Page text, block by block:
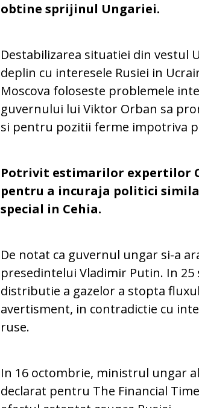
obtine sprijinul Ungariei.
Destabilizarea situatiei din vestul
deplin cu interesele Rusiei in
Moscova foloseste problemele
guvernului lui Viktor Orban sa
si pentru pozitii ferme impotriva
Potrivit estimarilor expertilor
pentru a incuraja politici
special in Cehia.
De notat ca guvernul ungar si-a
presedintelui Vladimir Putin. In
distributie a gazelor a stopta
avertisment, in contradictie cu
ruse.
In 16 octombrie, ministrul ungar
declarat pentru The Financial